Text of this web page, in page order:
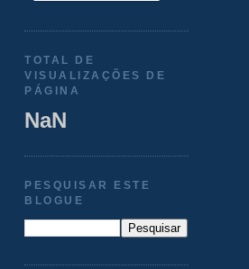
TOTAL DE
VISUALIZAÇÕES DE
PÁGINA
NaN
PESQUISAR ESTE
BLOGUE